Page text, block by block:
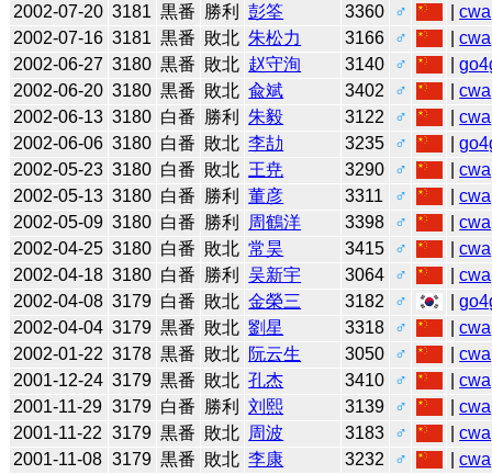
2002-07-20 3181 黒番 勝利 彭筌 3360 ♂ |cwa
2002-07-16 3181 黒番 敗北 朱松力 3166 ♂ |cwa
2002-06-27 3180 黒番 敗北 赵守洵 3140 ♂ |
2002-06-20 3180 黒番 敗北 兪斌 3402 ♂ |cwa
2002-06-13 3180 白番 勝利 朱毅 3122 ♂ |cwa
2002-06-06 3180 白番 敗北 李劼 3235 ♂ |
2002-05-23 3180 白番 敗北 王尭 3290 ♂ |cwa
2002-05-13 3180 白番 勝利 董彦 3311 ♂ |cwa
2002-05-09 3180 白番 勝利 周鶴洋 3398 ♂ |cwa
2002-04-25 3180 白番 敗北 常昊 3415 ♂ |cwa
2002-04-18 3180 白番 勝利 吴新宇 3064 ♂ |cwa
2002-04-08 3179 白番 敗北 金榮三 3182 ♂ |
2002-04-04 3179 黒番 敗北 劉星 3318 ♂ |cwa
2002-01-22 3178 黒番 敗北 阮云生 3050 ♂ |cwa
2001-12-24 3179 黒番 敗北 孔杰 3410 ♂ |cwa
2001-11-29 3179 白番 勝利 刘熙 3139 ♂ |cwa
2001-11-22 3179 黒番 敗北 周波 3183 ♂ |cwa
2001-11-08 3179 黒番 敗北 李康 3232 ♂ |cwa